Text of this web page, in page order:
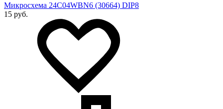
Микросхема 24C04WBN6 (30664) DIP8
15 руб.